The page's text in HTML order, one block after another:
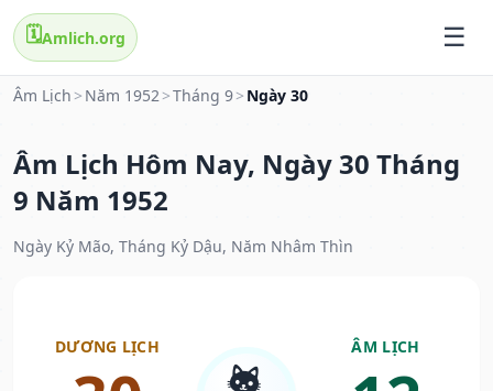
🗓️Amlich.org
Âm Lịch > Năm 1952>Tháng 9> Ngày 30
Âm Lịch Hôm Nay, Ngày 30 Tháng
9 Năm 1952
Ngày Kỷ Mão, Tháng Kỷ Dậu, Năm Nhâm Thìn
DƯƠNG LỊCH ÂM LỊCH